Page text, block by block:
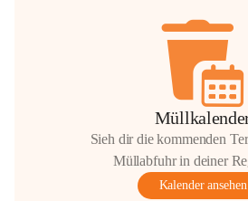
Sieh dir die kommenden
Müllabfuhr in deiner
Kalender ansehen